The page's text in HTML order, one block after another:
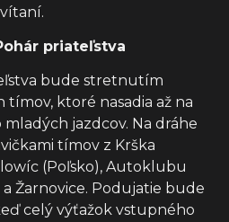
priateľstva
bude stretnutím
ktoré nasadia až na
jazdcov. Na dráhe
tímov z Krška
(Poľsko), Autoklubu
Žarnovice. Podujatie bude
celý výťažok vstupného